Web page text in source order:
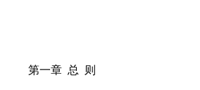
第一章 总 则